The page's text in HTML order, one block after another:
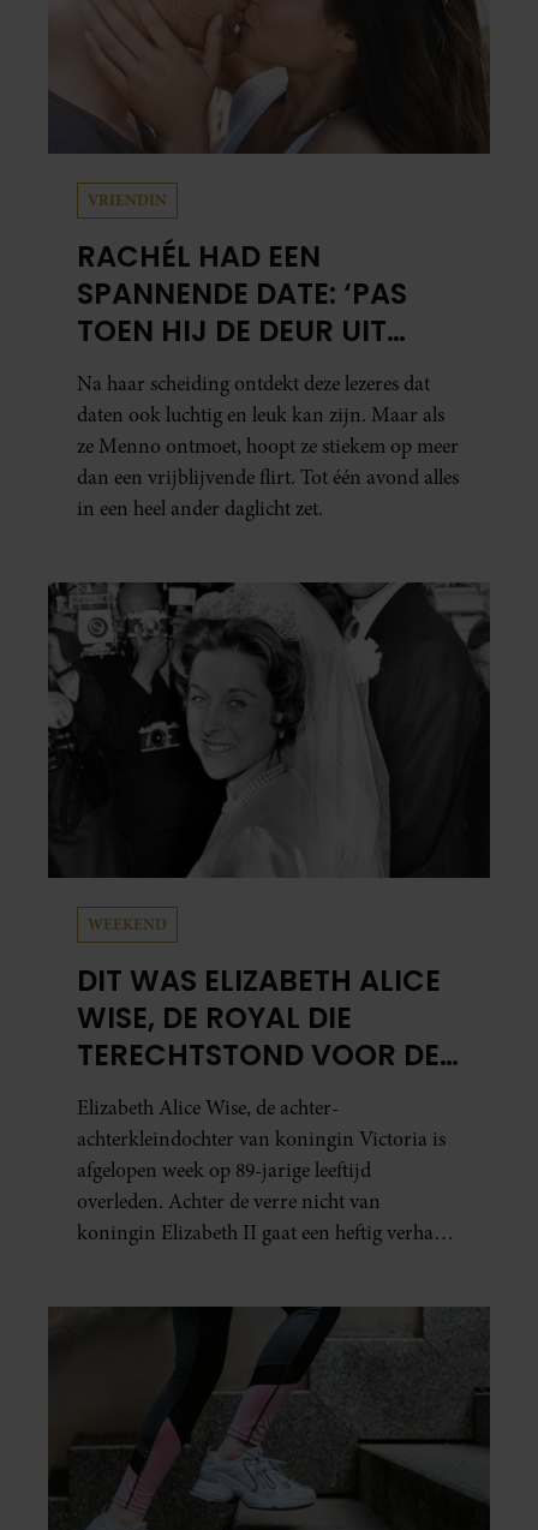
VRIENDIN
RACHÉL HAD EEN
SPANNENDE DATE: ‘PAS
TOEN HIJ DE DEUR UIT
WAS, BESEFTE IK WAT ER
ECHT WAS GEBEURD’
Na haar scheiding ontdekt deze lezeres dat
daten ook luchtig en leuk kan zijn. Maar als
ze Menno ontmoet, hoopt ze stiekem op meer
dan een vrijblijvende flirt. Tot één avond alles
in een heel ander daglicht zet.
WEEKEND
DIT WAS ELIZABETH ALICE
WISE, DE ROYAL DIE
TERECHTSTOND VOOR DE
DOOD VAN HAAR BABY
Elizabeth Alice Wise, de achter-
achterkleindochter van koningin Victoria is
afgelopen week op 89-jarige leeftijd
overleden. Achter de verre nicht van
koningin Elizabeth II gaat een heftig verhaal